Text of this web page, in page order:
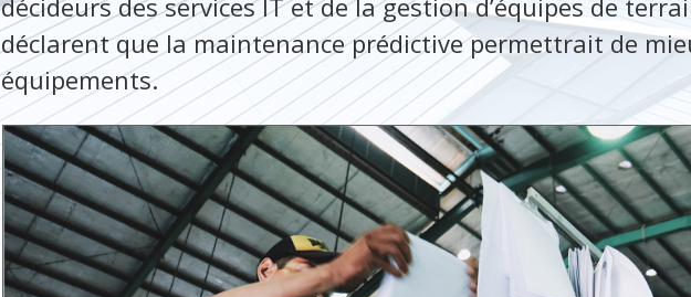
décideurs des services IT et de la gestion d’équipes de
déclarent que la maintenance prédictive permettrait de
équipements.